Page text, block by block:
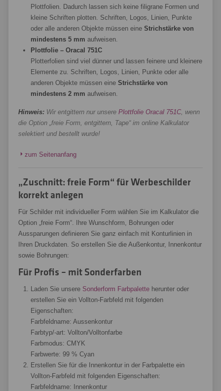
Plottfolien. Dadurch lassen sich keine filigrane Formen und
kleine Schriften plotten. Schriften, Logos, Linien, Punkte
oder alle anderen Objekte müssen eine Strichstärke von
mindestens 5 mm aufweisen.
Plottfolie – Oracal 751C
Plotterfolien sind viel dünner und lassen feinere und kleinere
Elemente zu. Schriften, Logos, Linien, Punkte oder alle
anderen Objekte müssen eine Strichstärke von
mindestens 2 mm aufweisen.
Hinweis: Wir entgittern nur unsere Plottfolie Oracal 751C, wenn
die Option „freie Form, entgittern, Tape“ im online Kalkulator
selektiert und bestellt wurde!
zum Seitenanfang
„Zuschnitt: freie Form“ für Werbeschilder
korrekt anlegen
Für Schilder mit individueller Form wählen Sie im Kalkulator die
Option „freie Form“. Ihre Wunschform, Bohrungen oder
Aussparungen definieren Sie ganz einfach mit Konturlinien in
Ihren Druckdaten. So erstellen Sie die Außenkontur, Innenkontur
sowie Bohrungen:
Für Profis – mit Sonderfarben
Laden Sie unsere Sonderform Farbpalette herunter oder
erstellen Sie ein Vollton-Farbfeld mit folgenden
Eigenschaften:
Farbfeldname: Aussenkontur
Farbtyp/-art: Vollton/Volltonfarbe
Farbmodus: CMYK
Farbwerte: 99 % Cyan
Erstellen Sie für die Innenkontur in der Farbpalette ein
Vollton-Farbfeld mit folgenden Eigenschaften:
Farbfeldname: Innenkontur